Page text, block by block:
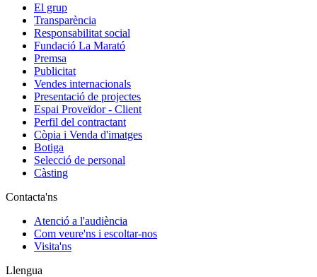
El grup
Transparència
Responsabilitat social
Fundació La Marató
Premsa
Publicitat
Vendes internacionals
Presentació de projectes
Espai Proveïdor - Client
Perfil del contractant
Còpia i Venda d'imatges
Botiga
Selecció de personal
Càsting
Contacta'ns
Atenció a l'audiència
Com veure'ns i escoltar-nos
Visita'ns
Llengua